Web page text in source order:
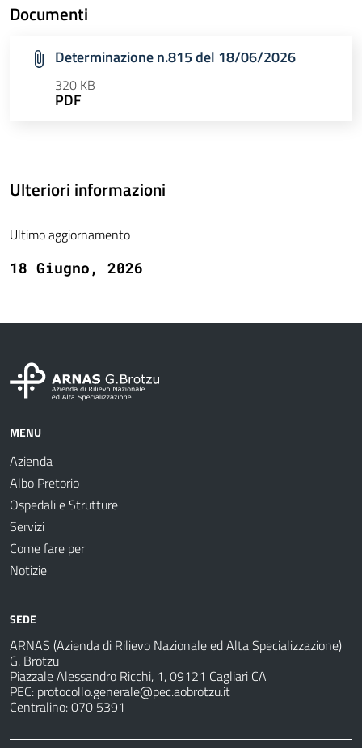
Documenti
Determinazione n.815 del 18/06/2026
320 KB
PDF
Ulteriori informazioni
Ultimo aggiornamento
18 Giugno, 2026
MENU
Azienda
Albo Pretorio
Ospedali e Strutture
Servizi
Come fare per
Notizie
SEDE
ARNAS (Azienda di Rilievo Nazionale ed Alta Specializzazione)
G. Brotzu
Piazzale Alessandro Ricchi, 1, 09121 Cagliari CA
PEC: protocollo.generale@pec.aobrotzu.it
Centralino: 070 5391